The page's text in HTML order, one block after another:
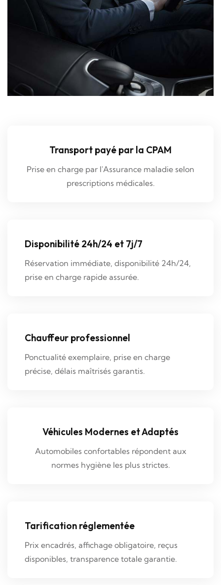
Transport payé par la CPAM
Prise en charge par l'Assurance maladie selon
prescriptions médicales.
Disponibilité 24h/24 et 7j/7
Réservation immédiate, disponibilité 24h/24,
prise en charge rapide assurée.
Chauffeur professionnel
Ponctualité exemplaire, prise en charge
précise, délais maîtrisés garantis.
Véhicules Modernes et Adaptés
Automobiles confortables répondent aux
normes hygiène les plus strictes.
Tarification réglementée
Prix encadrés, affichage obligatoire, reçus
disponibles, transparence totale garantie.